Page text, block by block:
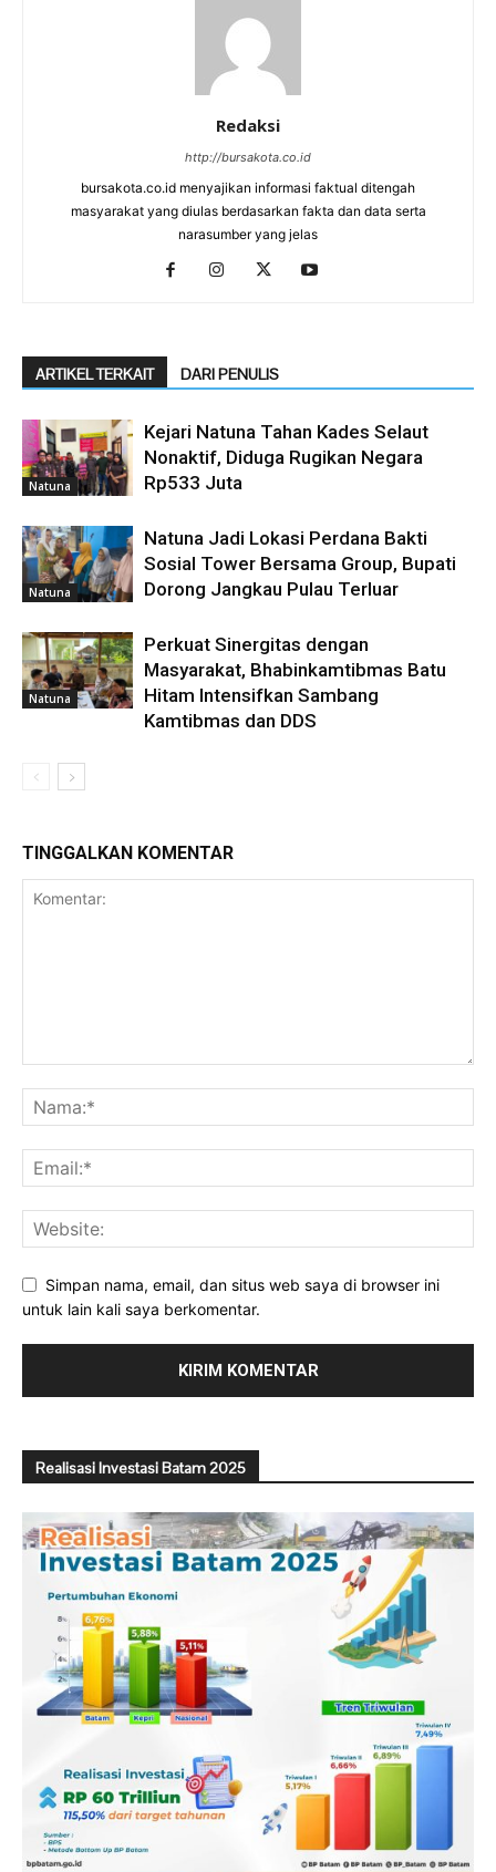
Redaksi
http://bursakota.co.id
bursakota.co.id menyajikan informasi faktual ditengah
masyarakat yang diulas berdasarkan fakta dan data serta
narasumber yang jelas
ARTIKEL TERKAIT DARI PENULIS
Natuna
Kejari Natuna Tahan Kades Selaut
Nonaktif, Diduga Rugikan Negara
Rp533 Juta
Natuna
Natuna Jadi Lokasi Perdana Bakti
Sosial Tower Bersama Group, Bupati
Dorong Jangkau Pulau Terluar
Natuna
Perkuat Sinergitas dengan
Masyarakat, Bhabinkamtibmas Batu
Hitam Intensifkan Sambang
Kamtibmas dan DDS
TINGGALKAN KOMENTAR
Simpan nama, email, dan situs web saya di browser ini
untuk lain kali saya berkomentar.
Realisasi Investasi Batam 2025